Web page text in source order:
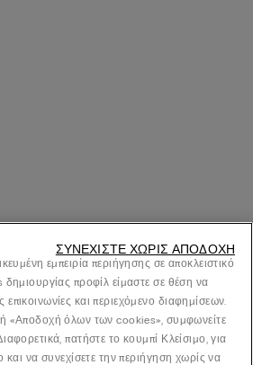
εμπειρία περιήγησης σε αποκλειστικό
προφίλ είμαστε σε θέση να
επικοινωνίες και περιεχόμενο διαφημίσεων.
«Αποδοχή όλων των cookies», συμφωνείτε
πατήστε το κουμπί Κλείσιμο, για
και να συνεχίσετε την περιήγηση χωρίς να
ΣΥΝΕΧΊΣΤΕ ΧΩΡΊΣ ΑΠΟΔΟΧΉ